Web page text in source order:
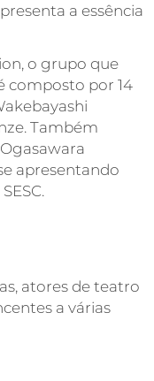
a essência
o grupo que
composto por 14
Também
apresentando
atores de teatro
a várias